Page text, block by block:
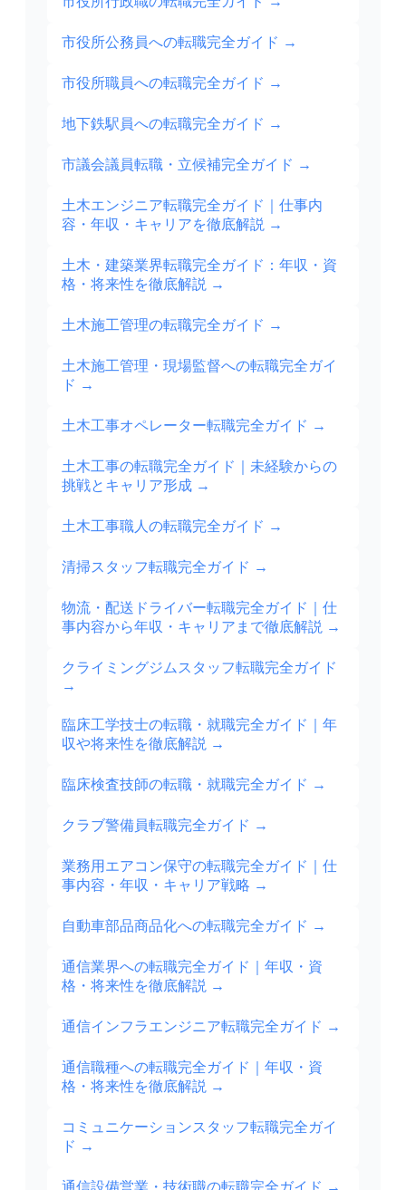
市役所公務員への転職完全ガイド →
市役所職員への転職完全ガイド →
地下鉄駅員への転職完全ガイド →
市議会議員転職・立候補完全ガイド →
土木エンジニア転職完全ガイド｜仕事内
容・年収・キャリアを徹底解説 →
土木・建築業界転職完全ガイド：年収・資
格・将来性を徹底解説 →
土木施工管理の転職完全ガイド →
土木施工管理・現場監督への転職完全ガイ
ド →
土木工事オペレーター転職完全ガイド →
土木工事の転職完全ガイド｜未経験からの
挑戦とキャリア形成 →
土木工事職人の転職完全ガイド →
清掃スタッフ転職完全ガイド →
物流・配送ドライバー転職完全ガイド｜仕
事内容から年収・キャリアまで徹底解説 →
クライミングジムスタッフ転職完全ガイド
→
臨床工学技士の転職・就職完全ガイド｜年
収や将来性を徹底解説 →
臨床検査技師の転職・就職完全ガイド →
クラブ警備員転職完全ガイド →
業務用エアコン保守の転職完全ガイド｜仕
事内容・年収・キャリア戦略 →
自動車部品商品化への転職完全ガイド →
通信業界への転職完全ガイド｜年収・資
格・将来性を徹底解説 →
通信インフラエンジニア転職完全ガイド →
通信職種への転職完全ガイド｜年収・資
格・将来性を徹底解説 →
コミュニケーションスタッフ転職完全ガイ
ド →